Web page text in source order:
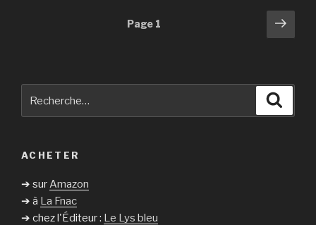
Page 1
ACHETER
➔ surAmazon
➔ à La Fnac
➔ chez l'Éditeur : Le Lys bleu